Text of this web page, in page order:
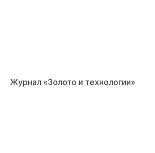
Журнал «Золото и технологии»